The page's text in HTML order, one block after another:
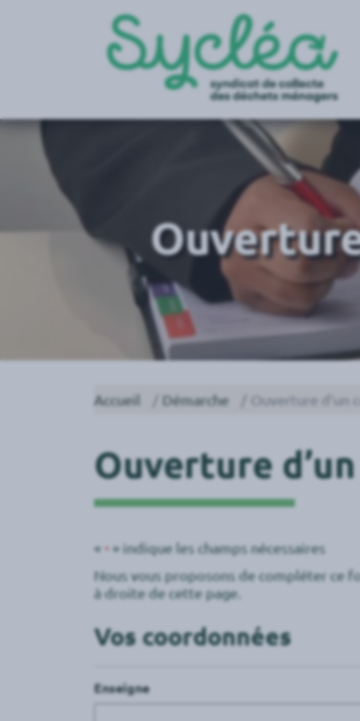
Accueil Démarche Ouverture
Ouverture
« * » indique les champs nécessaires
Nous vous proposons de compléter ce
à droite de cette page.
Vos coordonnées
Enseigne